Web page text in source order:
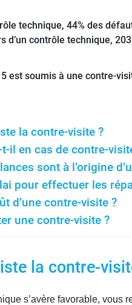
technique, 44% des
d’un contrôle technique,
est soumis à une contre-
la contre-visite ?
t-il en cas de contre-
sont à l’origine
pour effectuer les
d’une contre-visite ?
une contre-visite ?
la contre-
s’avère favorable, vous